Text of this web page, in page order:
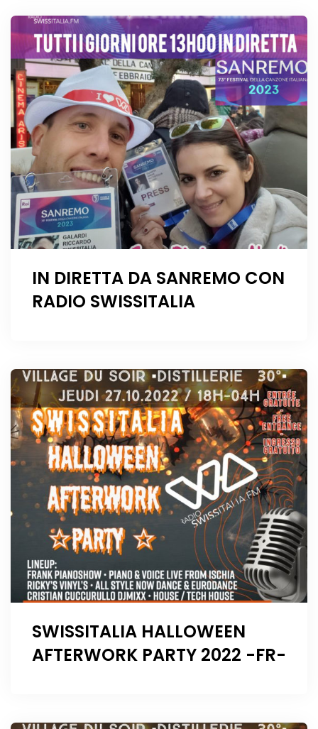
IN DIRETTA DA SANREMO CON
RADIO SWISSITALIA
SWISSITALIA HALLOWEEN
AFTERWORK PARTY 2022 -FR-